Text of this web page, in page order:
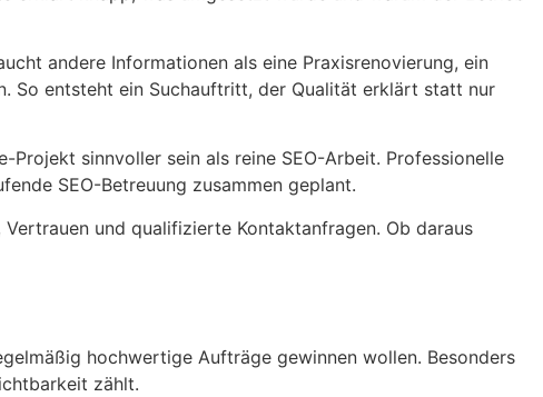
andere Informationen als eine Praxisrenovierung, ein
So entsteht ein Suchauftritt, der Qualität erklärt statt nur
sinnvoller sein als reine SEO-Arbeit. Professionelle
SEO-Betreuung zusammen geplant.
und qualifizierte Kontaktanfragen. Ob daraus
hochwertige Aufträge gewinnen wollen. Besonders
zählt.